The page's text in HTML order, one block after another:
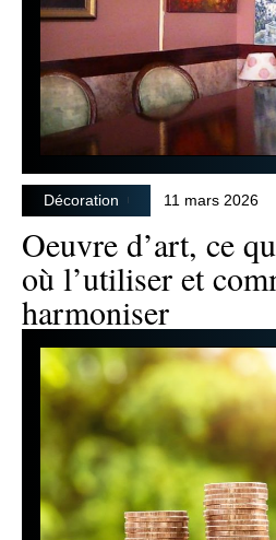
Décoration 11 mars 2026
Oeuvre d’art, ce
où l’utiliser et
harmoniser